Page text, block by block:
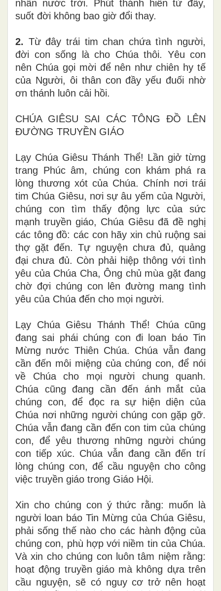
nhân nước trời. Phút thánh hiến từ đây,
suốt đời không bao giờ đổi thay.
2. Từ đây trái tim chan chứa tình người,
đời con sống là cho Chúa thôi. Yêu con
nên Chúa gọi mời để nên như chiên hy tế
của Người, ôi thân con đầy yếu đuối nhờ
ơn thánh luôn cải hồi.
CHÚA GIÊSU SAI CÁC TÔNG ĐỒ LÊN
ĐƯỜNG TRUYỀN GIÁO
Lạy Chúa Giêsu Thánh Thể! Lần giở từng
trang Phúc âm, chúng con khám phá ra
lòng thương xót của Chúa. Chính nơi trái
tim Chúa Giêsu, nơi sự âu yếm của Người,
chúng con tìm thấy động lực của sức
mạnh truyền giáo, Chúa Giêsu đã đề nghị
các tông đồ: các con hãy xin chủ ruộng sai
thợ gặt đến. Tự nguyện chưa đủ, quảng
đại chưa đủ. Còn phải hiệp thông với tình
yêu của Chúa Cha, Ông chủ mùa gặt đang
chờ đợi chúng con lên đường mang tình
yêu của Chúa đến cho mọi người.
Lạy Chúa Giêsu Thánh Thể! Chúa cũng
đang sai phái chúng con đi loan báo Tin
Mừng nước Thiên Chúa. Chúa vẫn đang
cần đến môi miệng của chúng con, để nói
về Chúa cho mọi người chung quanh.
Chúa cũng đang cần đến ánh mắt của
chúng con, để đọc ra sự hiện diện của
Chúa nơi những người chúng con gặp gỡ.
Chúa vẫn đang cần đến con tim của chúng
con, để yêu thương những người chúng
con tiếp xúc. Chúa vẫn đang cần đến trí
lòng chúng con, để cầu nguyện cho công
việc truyền giáo trong Giáo Hội.
Xin cho chúng con ý thức rằng: muốn là
người loan báo Tin Mừng của Chúa Giêsu,
phải sống thế nào cho các hành động của
chúng con, phù hợp với niềm tin của Chúa.
Và xin cho chúng con luôn tâm niệm rằng:
hoạt động truyền giáo mà không dựa trên
cầu nguyện, sẽ có nguy cơ trở nên hoạt